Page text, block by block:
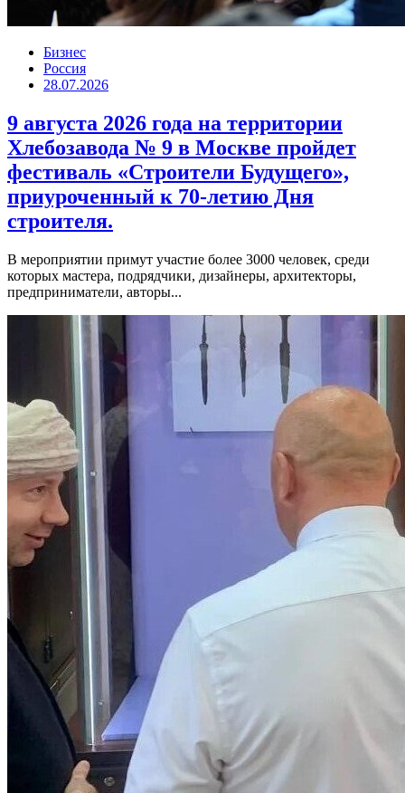
Бизнес
Россия
28.07.2026
9 августа 2026 года на территории
Хлебозавода № 9 в Москве пройдет
фестиваль «Строители Будущего»,
приуроченный к 70-летию Дня
строителя.
В мероприятии примут участие более 3000 человек, среди
которых мастера, подрядчики, дизайнеры, архитекторы,
предприниматели, авторы...